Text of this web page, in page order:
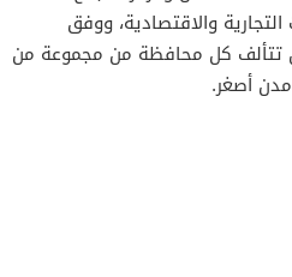
مسقط في محافظة مسقط
بوشر في محافظة مسقط
السيب في محافظة مسقط
والاقتصادية، ووفق
تتألف كل محافظة من مجموعة من
أصغر.